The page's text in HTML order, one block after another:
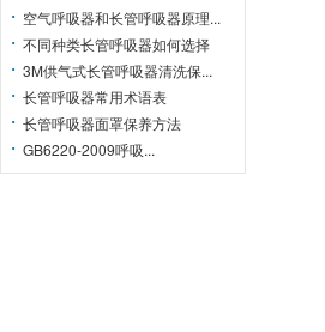
空气呼吸器和长管呼吸器原理...
不同种类长管呼吸器如何选择
3M供气式长管呼吸器清洗保...
长管呼吸器常用术语表
长管呼吸器面罩保养方法
GB6220-2009呼吸...